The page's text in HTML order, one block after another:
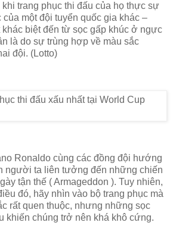
trang phục thi đấu của họ thực sự
một đội tuyển quốc gia khác –
khác biệt đến từ sọc gấp khúc ở ngực
là do sự trùng hợp về màu sắc
đội. (Lotto)
Ronaldo cùng các đồng đội hướng
người ta liên tưởng đến những chiến
tận thế ( Armageddon ). Tuy nhiên,
đó, hãy nhìn vào bộ trang phục mà
rất quen thuộc, nhưng những sọc
khiến chúng trở nên khá khô cứng.